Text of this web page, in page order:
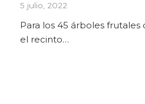
5 julio, 2022
Para los 45 árboles
el recinto…